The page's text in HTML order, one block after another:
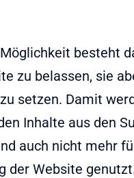
besteht
zu belassen, sie
setzen. Damit
Inhalte aus den
auch nicht mehr
der Website